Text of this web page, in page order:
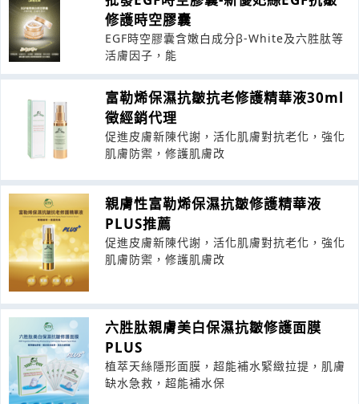
修護時空膠囊
EGF時空膠囊含嫩白成分β-White及六胜肽等
活膚因子，能
富勒烯保濕抗皺抗老修護精華液30ml
徵經銷代理
促進皮膚新陳代謝，活化肌膚對抗老化，強化
肌膚防禦，修護肌膚改
親膚性富勒烯保濕抗皺修護精華液
PLUS推薦
促進皮膚新陳代謝，活化肌膚對抗老化，強化
肌膚防禦，修護肌膚改
六胜肽親膚美白保濕抗皺修護面膜
PLUS
植萃天絲隱形面膜，超能補水緊緻拉提，肌膚
缺水急救，超能補水保